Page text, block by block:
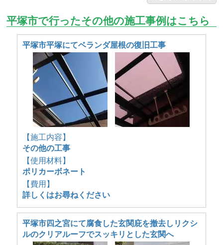
平塚市で行ったその他の施工事例はこちら
平塚市平塚にてベランダ屋根の復旧工事
【施工内容】
その他の工事
【使用材料】
ポリカーボネート
【費用】
詳しくはお尋ねください
平塚市四之宮にて腐食した玄関庇を撤去しリクシ
ルのクリアルーフでスッキリとした玄関へ